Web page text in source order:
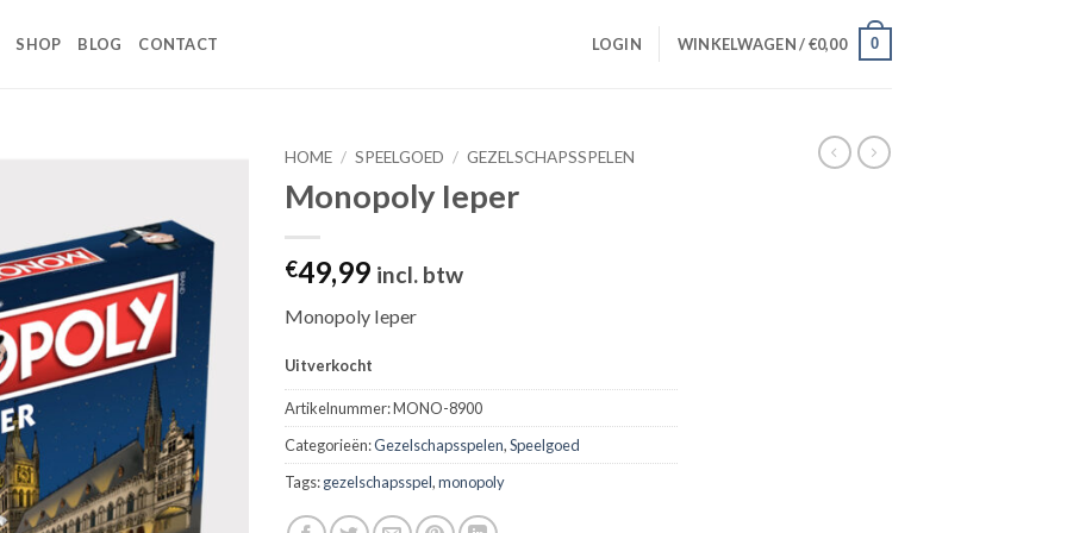
SHOP BLOG CONTACT LOGIN WINKELWAGEN /€0,00 0
Toevoegen
aan
wenslijst
HOME / SPEELGOED / GEZELSCHAPSSPELEN
Monopoly Ieper
€49,99 incl. btw
Monopoly Ieper
Uitverkocht
Artikelnummer:MONO-8900
Categorieën:Gezelschapsspelen,Speelgoed
Tags:gezelschapsspel,monopoly